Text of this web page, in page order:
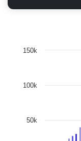
50k
100k
150k